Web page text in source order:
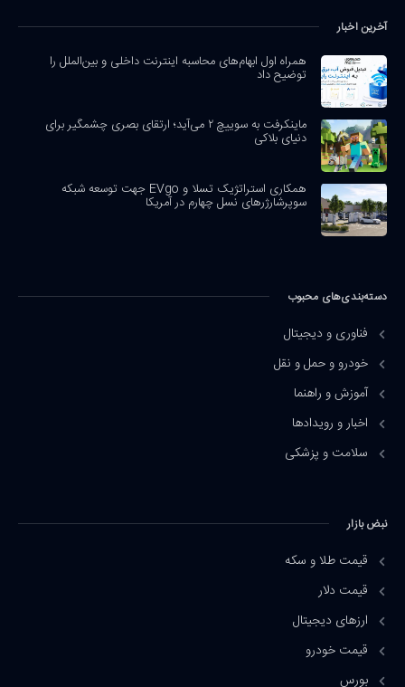
آخرین اخبار
همراه اول ابهام‌های محاسبه اینترنت داخلی و بین‌الملل را
توضیح داد
ماینکرفت به سوییچ ۲ می‌آید؛ ارتقای بصری چشمگیر برای
دنیای بلاکی
همکاری استراتژیک تسلا و EVgo جهت توسعه شبکه
سوپرشارژرهای نسل چهارم در آمریکا
دسته‌بندی‌های محبوب
فناوری و دیجیتال
خودرو و حمل و نقل
آموزش و راهنما
اخبار و رویدادها
سلامت و پزشکی
نبض بازار
قیمت طلا و سکه
قیمت دلار
ارزهای دیجیتال
قیمت خودرو
بورس